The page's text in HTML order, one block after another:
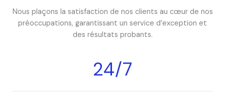
Nous plaçons la satisfaction de nos clients au cœur de nos
préoccupations, garantissant un service d’exception et
des résultats probants.
24/7